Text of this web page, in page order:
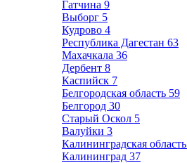
Гатчина 9
Выборг 5
Кудрово 4
Республика Дагестан 63
Махачкала 36
Дербент 8
Каспийск 7
Белгородская область 59
Белгород 30
Старый Оскол 5
Валуйки 3
Калининградская область
Калининград 37